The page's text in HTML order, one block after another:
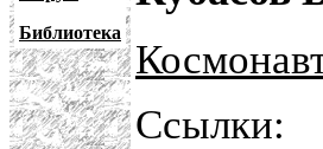
Библиотека
Ссылки: